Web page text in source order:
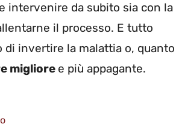
intervenire da subito sia con la
il processo. E tutto
di invertire la malattia o, quanto
migliore e più appagante.